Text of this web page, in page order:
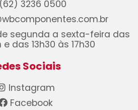
(62) 3236 0500
segunda a sexta-feira das
e das 13h30 às 17h30
Sociais
Instagram
Facebook